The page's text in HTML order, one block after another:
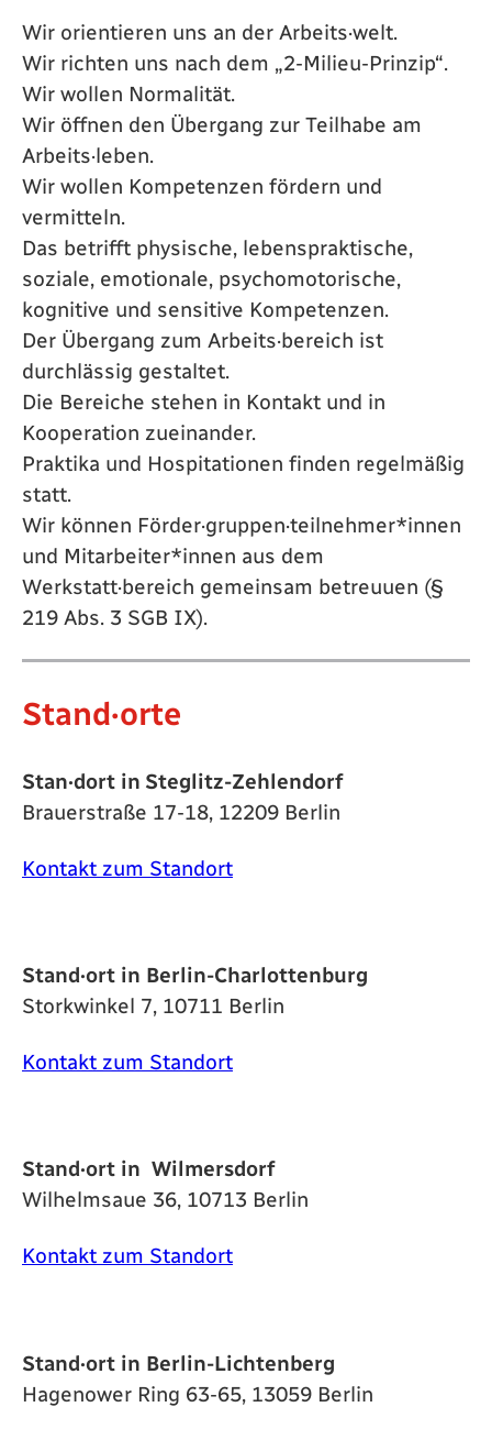
Wir orientieren uns an der Arbeits·welt.
Wir richten uns nach dem „2-Milieu-Prinzip“.
Wir wollen Normalität.
Wir öffnen den Übergang zur Teilhabe am
Arbeits·leben.
Wir wollen Kompetenzen fördern und
vermitteln.
Das betrifft physische, lebenspraktische,
soziale, emotionale, psychomotorische,
kognitive und sensitive Kompetenzen.
Der Übergang zum Arbeits·bereich ist
durchlässig gestaltet.
Die Bereiche stehen in Kontakt und in
Kooperation zueinander.
Praktika und Hospitationen finden regelmäßig
statt.
Wir können Förder·gruppen·teilnehmer*innen
und Mitarbeiter*innen aus dem
Werkstatt·bereich gemeinsam betreuuen (§
219 Abs. 3 SGB IX).
Stand·orte
Stan·dort in Steglitz-Zehlendorf
Brauerstraße 17-18, 12209 Berlin
Kontakt zum Standort
Stand·ort in Berlin-Charlottenburg
Storkwinkel 7, 10711 Berlin
Kontakt zum Standort
Stand·ort in Wilmersdorf
Wilhelmsaue 36, 10713 Berlin
Kontakt zum Standort
Stand·ort in Berlin-Lichtenberg
Hagenower Ring 63-65, 13059 Berlin